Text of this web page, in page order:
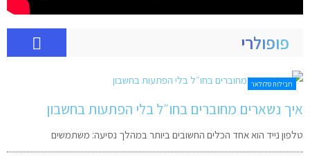
פופולרי
חבילות סלולאר
איך נשארים מחוברים בחו״ל בלי הפתעות בחשבון
טלפון נייד הוא אחד הכלים החשובים ביותר במהלך נסיעה: משתמשים